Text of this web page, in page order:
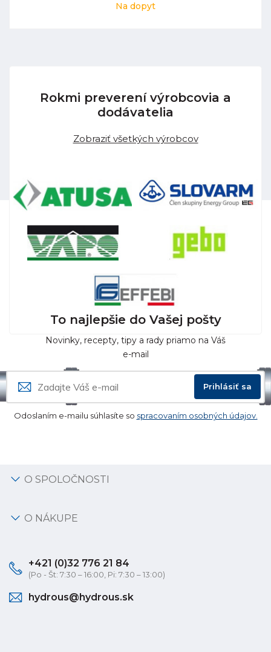
Na dopyt
Rokmi preverení výrobcovia a
dodávatelia
Zobraziť všetkých výrobcov
To najlepšie do Vašej pošty
Novinky, recepty, tipy a rady priamo na Váš
e-mail
Prihlásiť sa
Odoslaním e-mailu súhlasíte so spracovaním osobných údajov.
O SPOLOČNOSTI
O NÁKUPE
+421 (0)32 776 21 84
(Po - Št: 7:30 – 16:00, Pi: 7:30 – 13:00)
hydrous@hydrous.sk